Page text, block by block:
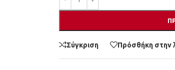
Σύγκριση Πρόσθήκη στην